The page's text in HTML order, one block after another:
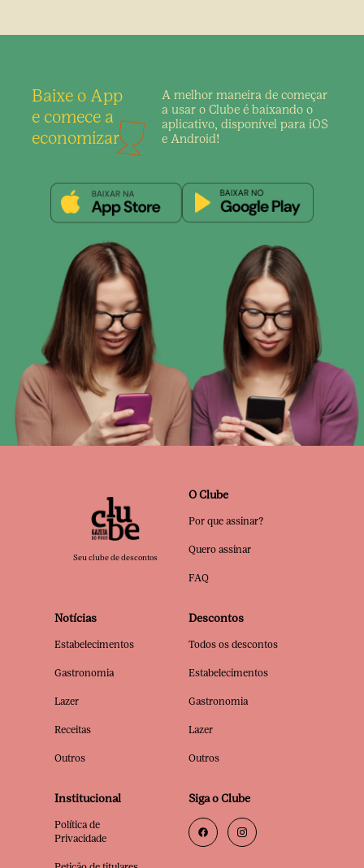
Baixe o App
e comece a
economizar
A melhor maneira de começar
a usar o Clube é baixando o
aplicativo, disponível para iOS
e Android!
Seu clube de descontos
O Clube
Por que assinar?
Quero assinar
FAQ
Notícias
Estabelecimentos
Gastronomia
Lazer
Receitas
Outros
Descontos
Todos os descontos
Estabelecimentos
Gastronomia
Lazer
Outros
Institucional
Política de
Privacidade
Siga o Clube